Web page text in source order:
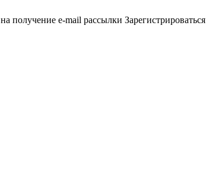
на получение e-mail рассылки Зарегистрироваться